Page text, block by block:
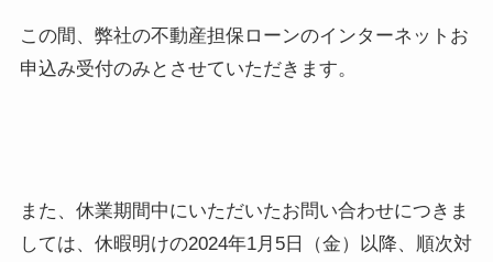
この間、弊社の不動産担保ローンのインターネットお
申込み受付のみとさせていただきます。
また、休業期間中にいただいたお問い合わせにつきま
しては、休暇明けの2024年1月5日（金）以降、順次対